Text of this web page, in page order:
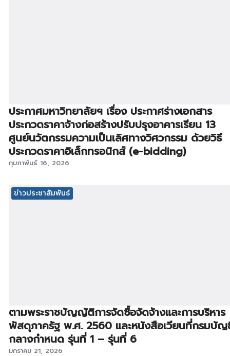
ประกาศมหาวิทยาลัยฯ เรื่อง ประกาศร่างเอกสาร
ประกวดราคาจ้างก่อสร้างปรับปรุงอาคารเรียน 13
ศูนย์นวัตกรรมความเป็นเลิศทางวิศวกรรม ด้วยวิธี
ประกวดราคาอิเล็กทรอนิกส์ (e-bidding)
กุมภาพันธ์ 16, 2026
ข่าวประชาสัมพันธ์
ตามพระราชบัญญัติการจัดซื้อจัดจ้างและการบริหาร
พัสดุภาครัฐ พ.ศ. 2560 และหนังสือเวียนที่กรมบัญ
กลางกำหนด รุ่นที่ 1 – รุ่นที่ 6
มกราคม 21, 2026